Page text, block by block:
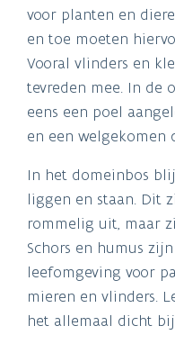
voor planten en
en toe moeten
Vooral vlinders en
tevreden mee. In de
eens een poel
en een welgekomen
In het domeinbos
liggen en staan. Dit
rommelig uit, maar
Schors en humus
leefomgeving voor
mieren en vlinders.
het allemaal dicht